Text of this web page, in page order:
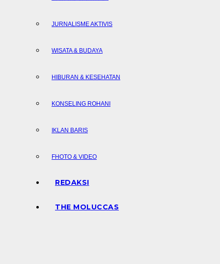
JURNALISME AKTIVIS
WISATA & BUDAYA
HIBURAN & KESEHATAN
KONSELING ROHANI
IKLAN BARIS
FHOTO & VIDEO
REDAKSI
THE MOLUCCAS